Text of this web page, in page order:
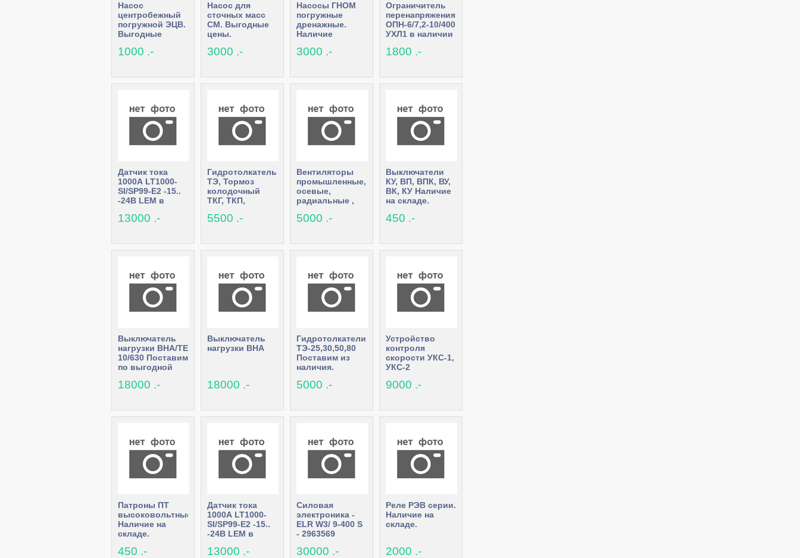
Насос
центробежный
погружной ЭЦВ.
Выгодные
1000 .-
Насос для
сточных масс
СМ. Выгодные
цены.
3000 .-
Насосы ГНОМ
погружные
дренажные.
Наличие
3000 .-
Ограничитель
перенапряжения
ОПН-6/7,2-10/400
УХЛ1 в наличии
1800 .-
Датчик тока
1000А LT1000-
SI/SP99-E2 -15..
-24В LEM в
13000 .-
Гидротолкатель
ТЭ, Тормоз
колодочный
ТКГ, ТКП,
ККТ
5500 .-
Вентиляторы
промышленные,
осевые,
радиальные ,
Наличие и под
5000 .-
Выключатели
КУ, ВП, ВПК, ВУ,
ВК, КУ Наличие
на складе.
450 .-
Выключатель
нагрузки ВНА/ТЕ
10/630 Поставим
по выгодной
срок.
18000 .-
Выключатель
нагрузки ВНА
18000 .-
Гидротолкатели
ТЭ-25,30,50,80
Поставим из
наличия.
цены.
5000 .-
Устройство
контроля
скорости УКС-1,
УКС-2
цены. Наличие.
9000 .-
Патроны ПТ
высоковольтные.
Наличие на
складе.
450 .-
Датчик тока
1000А LT1000-
SI/SP99-E2 -15..
-24В LEM в
13000 .-
Силовая
электроника -
ELR W3/ 9-400 S
- 2963569
30000 .-
Реле РЭВ серии.
Наличие на
складе.
2000 .-